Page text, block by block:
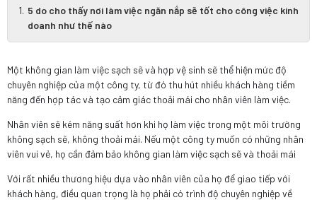
5 do cho thấy nơi làm việc ngăn nắp sẽ tốt cho công việc kinh
doanh như thế nào
Một không gian làm việc sạch sẽ và hợp vệ sinh sẽ thể hiện mức độ
chuyên nghiệp của một công ty, từ đó thu hút nhiều khách hàng tiềm
năng đến hợp tác và tạo cảm giác thoải mái cho nhân viên làm việc.
Nhân viên sẽ kém năng suất hơn khi họ làm việc trong một môi trường
không sạch sẽ, không thoải mái. Nếu một công ty muốn có những nhân
viên vui vẻ, họ cần đảm bảo không gian làm việc sạch sẽ và thoải mái
Với rất nhiều thương hiệu dựa vào nhân viên của họ để giao tiếp với
khách hàng, điều quan trọng là họ phải có trình độ chuyên nghiệp về